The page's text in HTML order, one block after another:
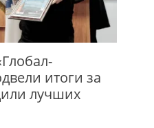
итоги за
лучших